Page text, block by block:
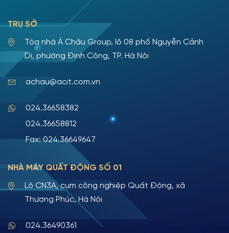
TRỤ SỞ
Tòa nhà Á Châu Group, lô 08 phố Nguyễn Cảnh
Dị, phường Định Công, TP. Hà Nội
achau@acit.com.vn
024.36658382
024.36658812
Fax: 024.36649647
NHÀ MÁY QUẤT ĐỘNG SỐ 01
Lô CN3A, cụm công nghiệp Quất Động, xã
Thượng Phúc, Hà Nội
024.36490361